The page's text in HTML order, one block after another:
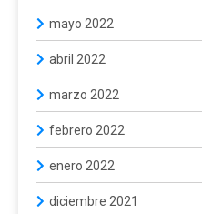
mayo 2022
abril 2022
marzo 2022
febrero 2022
enero 2022
diciembre 2021